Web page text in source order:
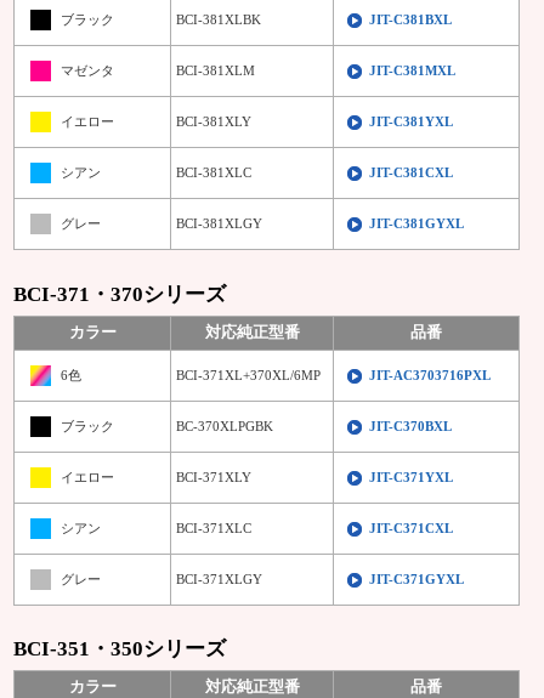
ブラック BCI-381XLBK JIT-C381BXL
マゼンタ BCI-381XLM JIT-C381MXL
イエロー BCI-381XLY JIT-C381YXL
シアン BCI-381XLC JIT-C381CXL
グレー BCI-381XLGY JIT-C381GYXL
BCI-371・370シリーズ
カラー 対応純正型番 品番
6色 BCI-371XL+370XL/6MP JIT-AC3703716PXL
ブラック BC-370XLPGBK JIT-C370BXL
イエロー BCI-371XLY JIT-C371YXL
シアン BCI-371XLC JIT-C371CXL
グレー BCI-371XLGY JIT-C371GYXL
BCI-351・350シリーズ
カラー 対応純正型番 品番